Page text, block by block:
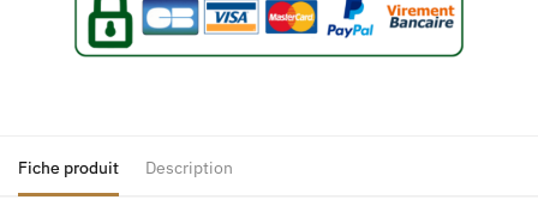
Fiche produit Description